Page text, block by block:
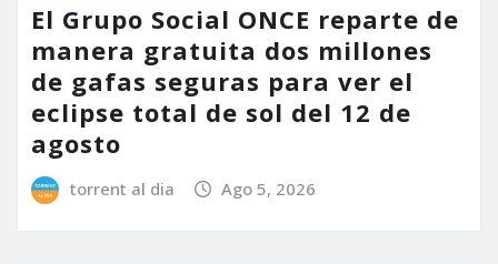
El Grupo Social ONCE reparte de
manera gratuita dos millones
de gafas seguras para ver el
eclipse total de sol del 12 de
agosto
torrent al dia Ago 5, 2026